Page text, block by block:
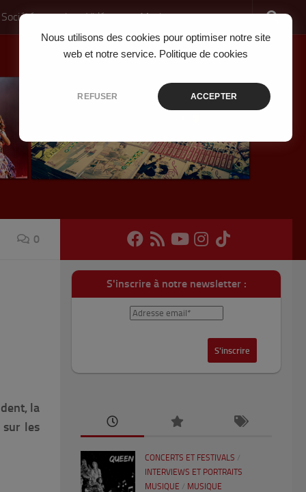
Nous utilisons des cookies pour optimiser notre site
web et notre service. Politique de cookies
REFUSER ACCEPTER
Jeux Vidéo Musique
0
la
sur les
S'inscrire à notre newsletter :
CONCERTS ET FESTIVALS /
INTERVIEWS ET PORTRAITS
MUSIQUE / MUSIQUE